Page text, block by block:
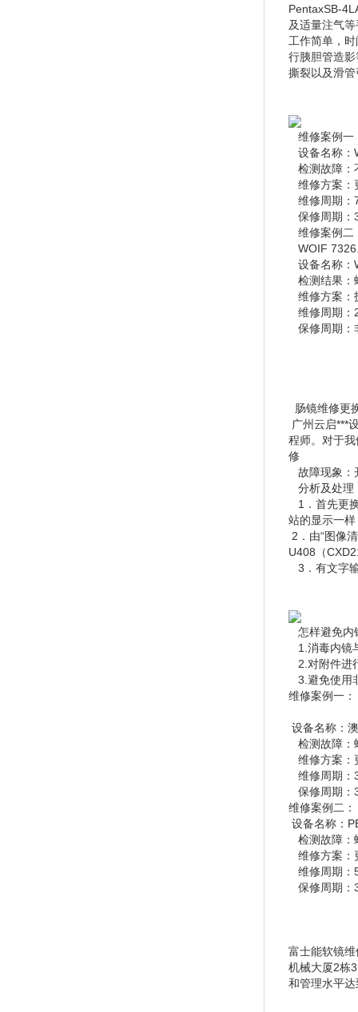
PentaxSB-
及适量注气
工作简单，
行胰胆管造
撕裂以及滑
维修案例一
设备名称：
检测故障：
维修方案：
维修周期：
保修周期：
维修案例二
WOIF
设备名称：
检测结果：
维修方案：
维修周期：
保修周期：
肠镜维修更
广州云启***
程师。对于
修
故障现象：
分析及处理
1．首先更
站的显示一
2．由“图像
U408（
3．有文字
怎样避免内
1.消毒内镜
2.对附件进
3.避免使用
维修案例一：
设备名称：
检测故障：
维修方案：
维修周期：
保修周期：
维修案例二：
设备名称：
检测故障：
维修方案：
维修周期：
保修周期：
富士能软镜
机械大厦2栋
和管理水平